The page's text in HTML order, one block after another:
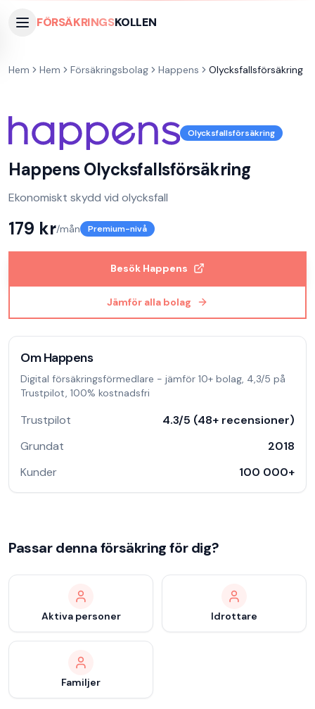
FÖRSÄKRINGSKOLLEN
Hem Hem Försäkringsbolag Happens Olycksfallsförsäkring
Olycksfallsförsäkring
Happens Olycksfallsförsäkring
Ekonomiskt skydd vid olycksfall
179 kr/mån Premium-nivå
Besök Happens
Jämför alla bolag
OmHappens
Digital försäkringsförmedlare - jämför 10+ bolag, 4,3/5 på
Trustpilot, 100% kostnadsfri
Trustpilot 4.3/5 (48+ recensioner)
Grundat
2018
Kunder
100 000+
Passar denna försäkring för dig?
Aktiva personer Idrottare
Familjer